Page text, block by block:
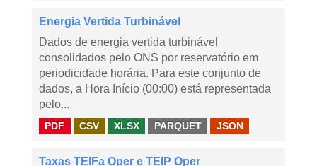
Energia Vertida Turbinável
Dados de energia vertida turbinável
consolidados pelo ONS por reservatório em
periodicidade horária. Para este conjunto de
dados, a Hora Início (00:00) está representada
pelo...
PDF CSV XLSX PARQUET JSON
Taxas TEIFa Oper e TEIP Oper